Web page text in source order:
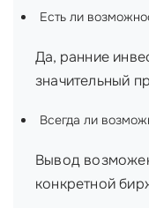
Есть ли
Да, ранние
значительный
Всегда ли
Вывод
конкретной